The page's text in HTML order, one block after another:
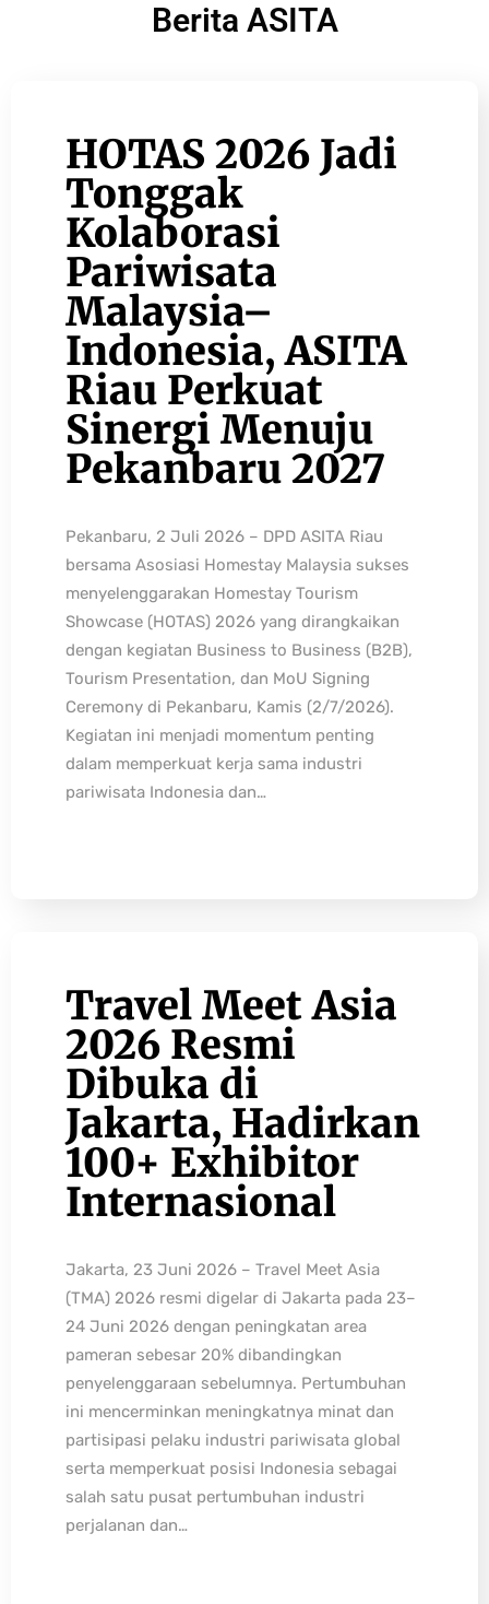
Berita ASITA
HOTAS 2026 Jadi
Tonggak
Kolaborasi
Pariwisata
Malaysia–
Indonesia, ASITA
Riau Perkuat
Sinergi Menuju
Pekanbaru 2027
Pekanbaru, 2 Juli 2026 – DPD ASITA Riau
bersama Asosiasi Homestay Malaysia sukses
menyelenggarakan Homestay Tourism
Showcase (HOTAS) 2026 yang dirangkaikan
dengan kegiatan Business to Business (B2B),
Tourism Presentation, dan MoU Signing
Ceremony di Pekanbaru, Kamis (2/7/2026).
Kegiatan ini menjadi momentum penting
dalam memperkuat kerja sama industri
pariwisata Indonesia dan…
Travel Meet Asia
2026 Resmi
Dibuka di
Jakarta, Hadirkan
100+ Exhibitor
Internasional
Jakarta, 23 Juni 2026 – Travel Meet Asia
(TMA) 2026 resmi digelar di Jakarta pada 23–
24 Juni 2026 dengan peningkatan area
pameran sebesar 20% dibandingkan
penyelenggaraan sebelumnya. Pertumbuhan
ini mencerminkan meningkatnya minat dan
partisipasi pelaku industri pariwisata global
serta memperkuat posisi Indonesia sebagai
salah satu pusat pertumbuhan industri
perjalanan dan…